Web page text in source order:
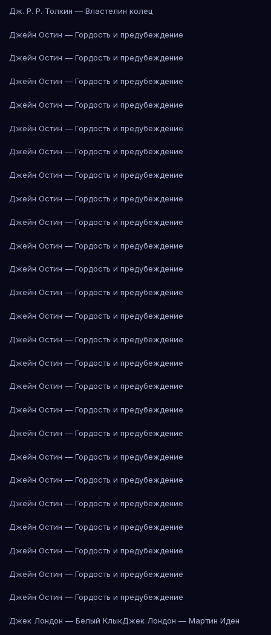
Дж. Р. Р. Толкин — Властелин колец
Джейн Остин — Гордость и предубеждение
Джейн Остин — Гордость и предубеждение
Джейн Остин — Гордость и предубеждение
Джейн Остин — Гордость и предубеждение
Джейн Остин — Гордость и предубеждение
Джейн Остин — Гордость и предубеждение
Джейн Остин — Гордость и предубеждение
Джейн Остин — Гордость и предубеждение
Джейн Остин — Гордость и предубеждение
Джейн Остин — Гордость и предубеждение
Джейн Остин — Гордость и предубеждение
Джейн Остин — Гордость и предубеждение
Джейн Остин — Гордость и предубеждение
Джейн Остин — Гордость и предубеждение
Джейн Остин — Гордость и предубеждение
Джейн Остин — Гордость и предубеждение
Джейн Остин — Гордость и предубеждение
Джейн Остин — Гордость и предубеждение
Джейн Остин — Гордость и предубеждение
Джейн Остин — Гордость и предубеждение
Джейн Остин — Гордость и предубеждение
Джейн Остин — Гордость и предубеждение
Джейн Остин — Гордость и предубеждение
Джейн Остин — Гордость и предубеждение
Джейн Остин — Гордость и предубеждение
Джек Лондон — Белый КлыкДжек Лондон — Мартин Иден